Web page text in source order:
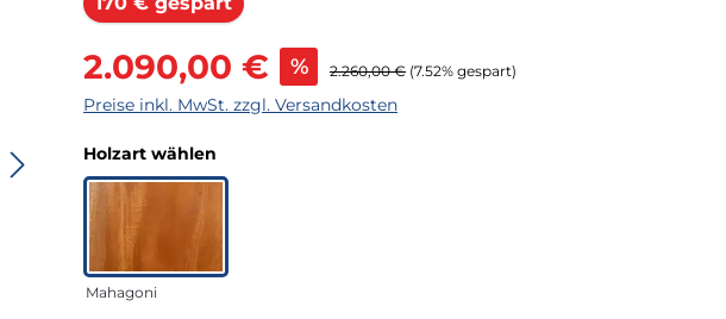
Verkaufspreis:
2.090,00 € % Regulärer Preis:
2.260,00 € (7.52% gespart)
Preise inkl. MwSt. zzgl. Versandkosten
Holzart wählen
Mahagoni